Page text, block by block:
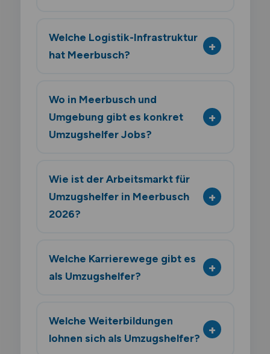
Welche Logistik-Infrastruktur
hat Meerbusch?
Wo in Meerbusch und
Umgebung gibt es konkret
Umzugshelfer Jobs?
Wie ist der Arbeitsmarkt für
Umzugshelfer in Meerbusch
2026?
Welche Karrierewege gibt es
als Umzugshelfer?
Welche Weiterbildungen
lohnen sich als Umzugshelfer?